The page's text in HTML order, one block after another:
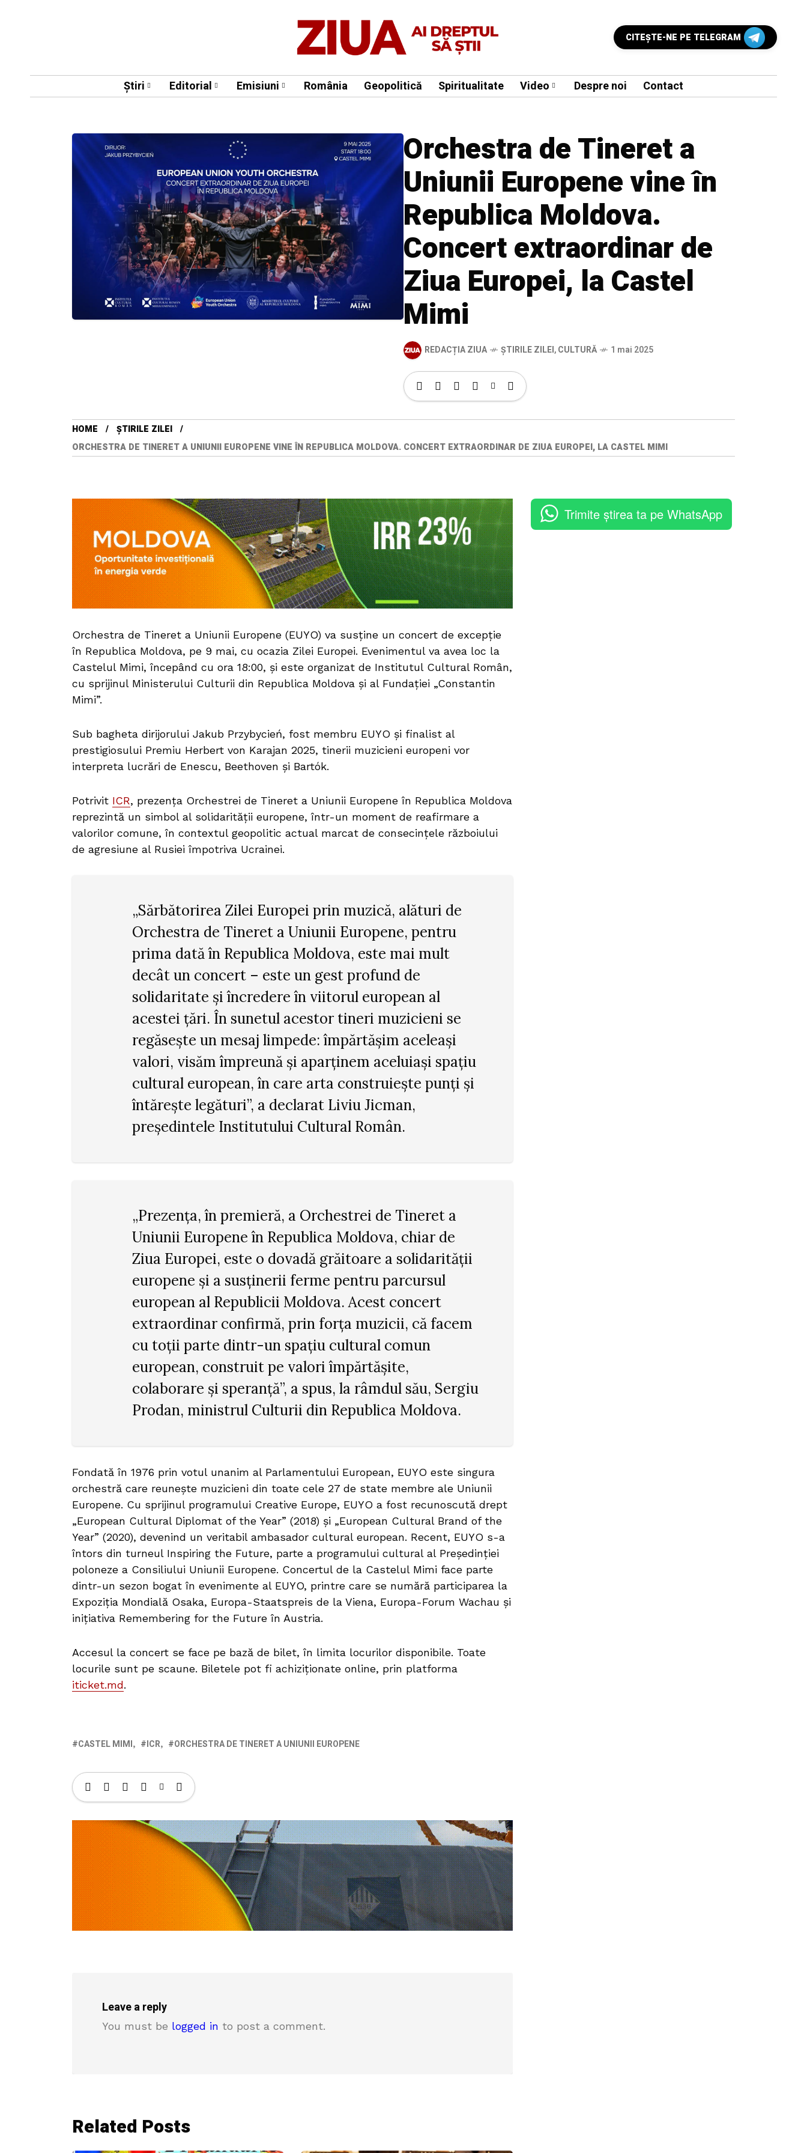
CITEŞTE-NE PE TELEGRAM
Știri Editorial Emisiuni România Geopolitică Spiritualitate Video Despre noi Contact
Orchestra de Tineret a
Uniunii Europene vine în
Republica Moldova.
Concert extraordinar de
Ziua Europei, la Castel
Mimi
REDACȚIA ZIUA ȘTIRILE ZILEI,CULTURĂ 1 mai 2025
HOME
ȘTIRILE ZILEI
ORCHESTRA DE TINERET A UNIUNII EUROPENE VINE ÎN REPUBLICA MOLDOVA. CONCERT EXTRAORDINAR DE ZIUA EUROPEI, LA CASTEL MIMI
Orchestra de Tineret a Uniunii Europene (EUYO) va susține un concert de excepție
în Republica Moldova, pe 9 mai, cu ocazia Zilei Europei. Evenimentul va avea loc la
Castelul Mimi, începând cu ora 18:00, și este organizat de Institutul Cultural Român,
cu sprijinul Ministerului Culturii din Republica Moldova și al Fundației „Constantin
Mimi”.
Sub bagheta dirijorului Jakub Przybycień, fost membru EUYO și finalist al
prestigiosului Premiu Herbert von Karajan 2025, tinerii muzicieni europeni vor
interpreta lucrări de Enescu, Beethoven și Bartók.
Potrivit ICR, prezența Orchestrei de Tineret a Uniunii Europene în Republica Moldova
reprezintă un simbol al solidarității europene, într-un moment de reafirmare a
valorilor comune, în contextul geopolitic actual marcat de consecințele războiului
de agresiune al Rusiei împotriva Ucrainei.
„Sărbătorirea Zilei Europei prin muzică, alături de
Orchestra de Tineret a Uniunii Europene, pentru
prima dată în Republica Moldova, este mai mult
decât un concert – este un gest profund de
solidaritate și încredere în viitorul european al
acestei țări. În sunetul acestor tineri muzicieni se
regăsește un mesaj limpede: împărtășim aceleași
valori, visăm împreună și aparținem aceluiași spațiu
cultural european, în care arta construiește punți și
întărește legături”, a declarat Liviu Jicman,
președintele Institutului Cultural Român.
„Prezența, în premieră, a Orchestrei de Tineret a
Uniunii Europene în Republica Moldova, chiar de
Ziua Europei, este o dovadă grăitoare a solidarității
europene și a susținerii ferme pentru parcursul
european al Republicii Moldova. Acest concert
extraordinar confirmă, prin forța muzicii, că facem
cu toții parte dintr-un spațiu cultural comun
european, construit pe valori împărtășite,
colaborare și speranță”, a spus, la râmdul său, Sergiu
Prodan, ministrul Culturii din Republica Moldova.
Fondată în 1976 prin votul unanim al Parlamentului European, EUYO este singura
orchestră care reunește muzicieni din toate cele 27 de state membre ale Uniunii
Europene. Cu sprijinul programului Creative Europe, EUYO a fost recunoscută drept
„European Cultural Diplomat of the Year” (2018) și „European Cultural Brand of the
Year” (2020), devenind un veritabil ambasador cultural european. Recent, EUYO s-a
întors din turneul Inspiring the Future, parte a programului cultural al Președinției
poloneze a Consiliului Uniunii Europene. Concertul de la Castelul Mimi face parte
dintr-un sezon bogat în evenimente al EUYO, printre care se numără participarea la
Expoziția Mondială Osaka, Europa-Staatspreis de la Viena, Europa-Forum Wachau și
inițiativa Remembering for the Future în Austria.
Accesul la concert se face pe bază de bilet, în limita locurilor disponibile. Toate
locurile sunt pe scaune. Biletele pot fi achiziționate online, prin platforma
iticket.md.
CASTEL MIMI ICR ORCHESTRA DE TINERET A UNIUNII EUROPENE
Leave a reply
You must be logged in to post a comment.
Related Posts
Trimite știrea ta pe WhatsApp